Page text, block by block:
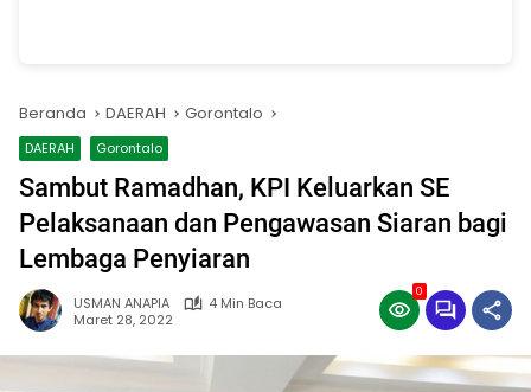
Beranda DAERAH Gorontalo
DAERAH Gorontalo
Sambut Ramadhan, KPI Keluarkan SE
Pelaksanaan dan Pengawasan Siaran bagi
Lembaga Penyiaran
USMAN ANAPIA
4 Min Baca
Maret 28, 2022
0